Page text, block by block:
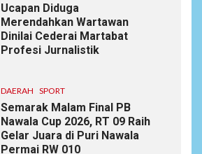
Ucapan Diduga
Merendahkan Wartawan
Dinilai Cederai Martabat
Profesi Jurnalistik
DAERAH SPORT
Semarak Malam Final PB
Nawala Cup 2026, RT 09 Raih
Gelar Juara di Puri Nawala
Permai RW 010